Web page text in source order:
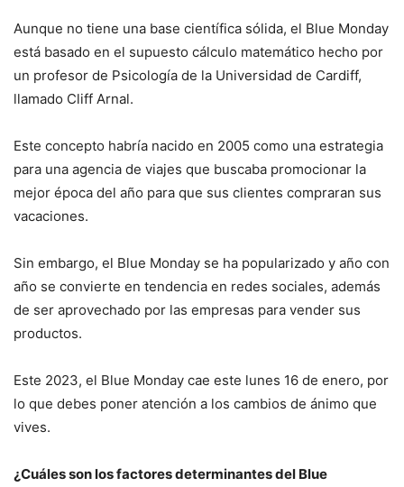
Aunque no tiene una base científica sólida, el Blue Monday
está basado en el supuesto cálculo matemático hecho por
un profesor de Psicología de la Universidad de Cardiff,
llamado Cliff Arnal.
Este concepto habría nacido en 2005 como una estrategia
para una agencia de viajes que buscaba promocionar la
mejor época del año para que sus clientes compraran sus
vacaciones.
Sin embargo, el Blue Monday se ha popularizado y año con
año se convierte en tendencia en redes sociales, además
de ser aprovechado por las empresas para vender sus
productos.
Este 2023, el Blue Monday cae este lunes 16 de enero, por
lo que debes poner atención a los cambios de ánimo que
vives.
¿Cuáles son los factores determinantes del Blue